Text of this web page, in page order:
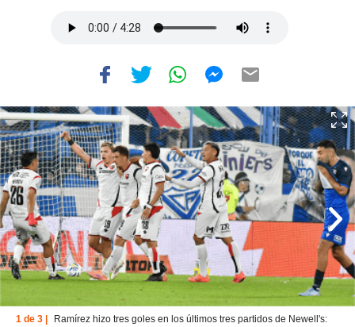
1 de 3 |
Ramírez hizo tres goles en los últimos tres partidos de Newell's: